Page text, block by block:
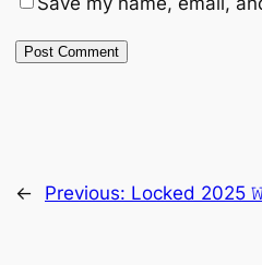
← Previous: Locked 2025